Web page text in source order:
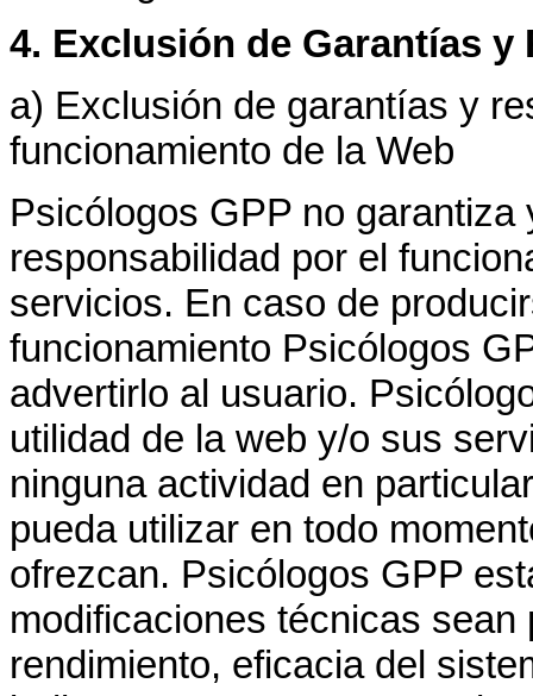
4. Exclusión de Garantías y
a) Exclusión de garantías y
funcionamiento de la Web
Psicólogos GPP no garantiza
responsabilidad por el
servicios. En caso de
funcionamiento Psicólogos
advertirlo al usuario.
utilidad de la web y/o sus
ninguna actividad en
pueda utilizar en todo
ofrezcan. Psicólogos GPP
modificaciones técnicas
rendimiento, eficacia del